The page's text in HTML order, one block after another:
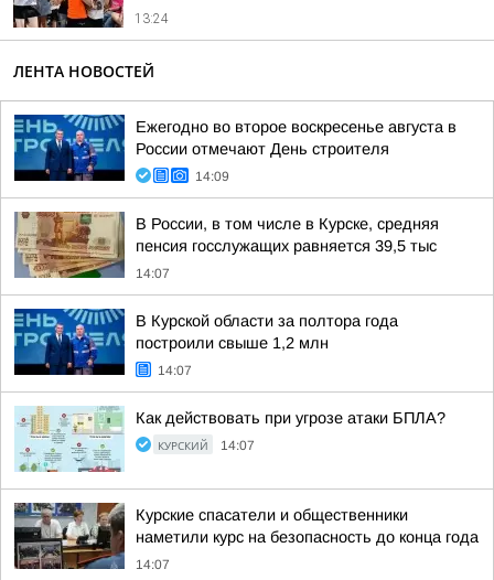
13:24
ЛЕНТА НОВОСТЕЙ
Ежегодно во второе воскресенье августа в
России отмечают День строителя
14:09
В России, в том числе в Курске, средняя
пенсия госслужащих равняется 39,5 тыс
14:07
В Курской области за полтора года
построили свыше 1,2 млн
14:07
Как действовать при угрозе атаки БПЛА?
КУРСКИЙ 14:07
Курские спасатели и общественники
наметили курс на безопасность до конца года
14:07